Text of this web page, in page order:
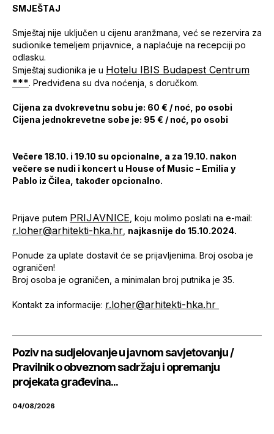
SMJEŠTAJ
Smještaj nije uključen u cijenu aranžmana, već se rezervira za
sudionike temeljem prijavnice, a naplaćuje na recepciji po
odlasku.
Smještaj sudionika je u Hotelu IBIS Budapest Centrum
***. Predviđena su dva noćenja, s doručkom.
Cijena za dvokrevetnu sobu je: 60 € / noć, po osobi
Cijena jednokrevetne sobe je: 95 € / noć, po osobi
Večere 18.10. i 19.10 su opcionalne, a za 19.10. nakon
večere se nudi i koncert u House of Music – Emilia y
Pablo iz Čilea, također opcionalno.
Prijave putem PRIJAVNICE , koju molimo poslati na e-mail:
r.loher@arhitekti-hka.hr najkasnije do 15.10.2024.
Ponude za uplate dostavit će se prijavljenima. Broj osoba je
ograničen!
Broj osoba je ograničen, a minimalan broj putnika je 35.
Kontakt za informacije: r.loher@arhitekti-hka.hr
Poziv na sudjelovanje u javnom savjetovanju /
Pravilnik o obveznom sadržaju i opremanju
projekata građevina...
04/08/2026